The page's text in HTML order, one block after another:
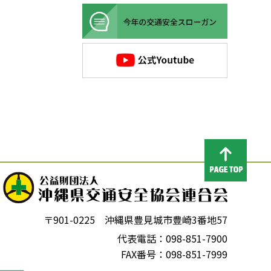
〒901-0225 沖縄県豊見城市豊崎3番地57
代表電話：098-851-7900
FAX番号：098-851-7999